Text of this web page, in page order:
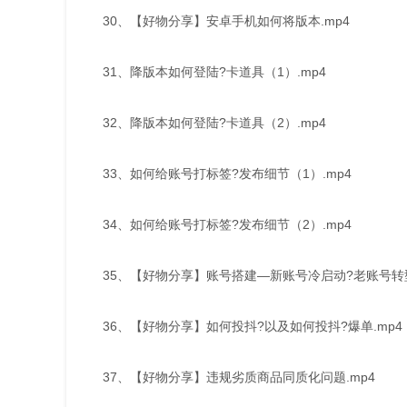
30、【好物分享】安卓手机如何将版本.mp4
31、降版本如何登陆?卡道具（1）.mp4
32、降版本如何登陆?卡道具（2）.mp4
33、如何给账号打标签?发布细节（1）.mp4
34、如何给账号打标签?发布细节（2）.mp4
35、【好物分享】账号搭建—新账号冷启动?老账号转
36、【好物分享】如何投抖?以及如何投抖?爆单.mp4
37、【好物分享】违规劣质商品同质化问题.mp4